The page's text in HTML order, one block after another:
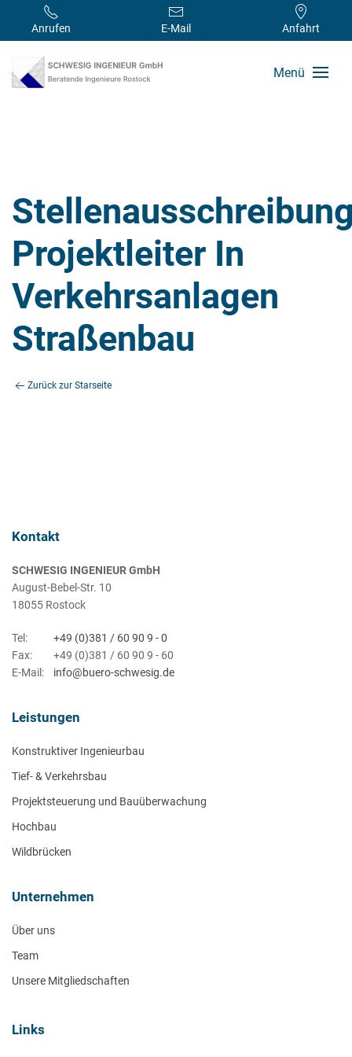
Anrufen E-Mail Anfahrt
Menü
Projektleiter In
Verkehrsanlagen
Straßenbau
Zurück zur Starseite
Kontakt
SCHWESIG INGENIEUR GmbH
August-Bebel-Str. 10
18055 Rostock
Tel:
+49 (0)381 / 60 90 9 - 0
Fax:
+49 (0)381 / 60 90 9 - 60
E-Mail:
info@buero-schwesig.de
Leistungen
Konstruktiver Ingenieurbau
Tief- & Verkehrsbau
Projektsteuerung und Bauüberwachung
Hochbau
Wildbrücken
Unternehmen
Über uns
Team
Unsere Mitgliedschaften
Links